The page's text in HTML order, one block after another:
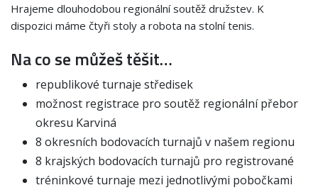
Hrajeme dlouhodobou regionální soutěž družstev. K
dispozici máme čtyři stoly a robota na stolní tenis.
Na co se můžeš těšit…
republikové turnaje středisek
možnost registrace pro soutěž regionální přebor
okresu Karviná
8 okresních bodovacích turnajů v našem regionu
8 krajských bodovacích turnajů pro registrované
tréninkové turnaje mezi jednotlivými pobočkami